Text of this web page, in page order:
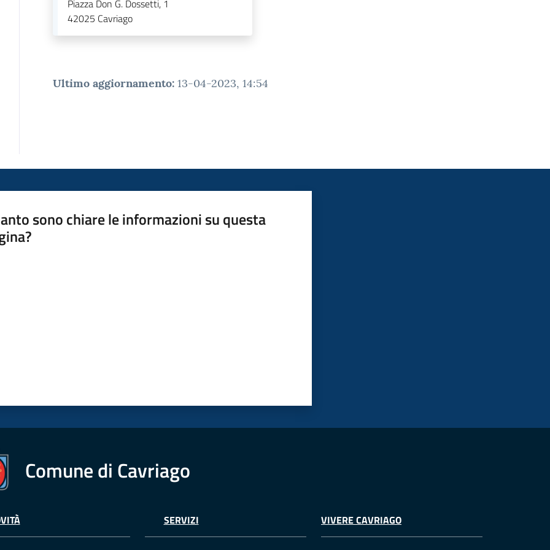
Piazza Don G. Dossetti, 1
42025 Cavriago
Ultimo aggiornamento: 13-04-2023, 14:54
sono chiare le informazioni su questa
Comune di Cavriago
SERVIZI VIVERE CAVRIAGO